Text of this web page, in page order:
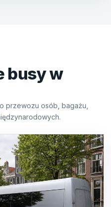
busy w
przewozu osób, bagażu,